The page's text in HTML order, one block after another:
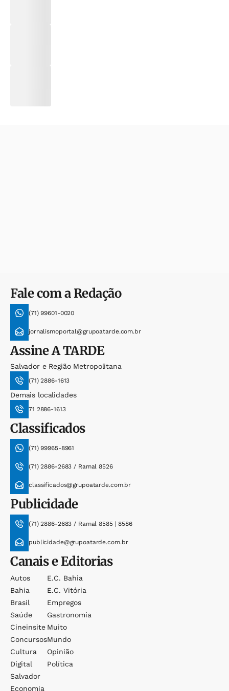
Fale com a Redação
(71) 99601-0020
jornalismoportal@grupoatarde.com.br
AssineA TARDE
Salvador e Região Metropolitana
(71) 2886-1613
Demais localidades
71 2886-1613
Classificados
(71) 99965-8961
(71) 2886-2683 / Ramal 8526
classificados@grupoatarde.com.br
Publicidade
(71) 2886-2683 / Ramal 8585 | 8586
publicidade@grupoatarde.com.br
Canais e Editorias
Autos
Bahia
Brasil
Saúde
Cineinsite
Concursos
Cultura
Digital
Salvador
Economia
E.c. Bahia
E.c. Vitória
Empregos
Gastronomia
Muito
Mundo
Opinião
Política